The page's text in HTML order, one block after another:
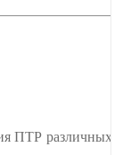
ПТР различных